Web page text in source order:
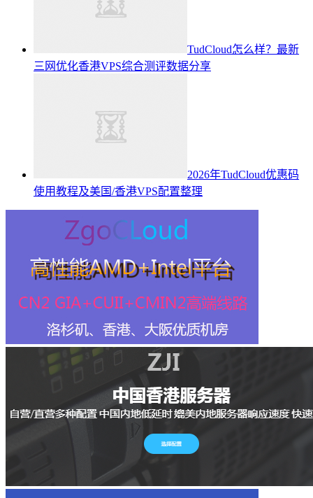
TudCloud怎么样？最新
三网优化香港VPS综合测评数据分享
2026年TudCloud优惠码
使用教程及美国/香港VPS配置整理